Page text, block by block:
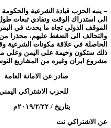
– ينبه الحزب قيادة الشرعية
الى استدراك الوقت وتفادي تبعات
الموقف الدولي تجاه ما يحدث في
والتحالف الى الضغط عليهم، محذرا
الحاصلة في علاقة مكونات الشرعية
ذلك ستكون وخيمة على اليمن وعلى
مشروع ايران وغيره من المشاريع
صادر عن الامانة العامة
للحزب الاشتراكي اليمني
بتاريخ / ٢٠١٩/٢/٢٢م
عن الاشتراكي نت